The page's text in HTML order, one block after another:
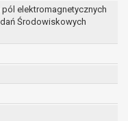
elektromagnetycznych
Środowiskowych
przetwarzanie
umowy, do
wynikający z
między
trwałości